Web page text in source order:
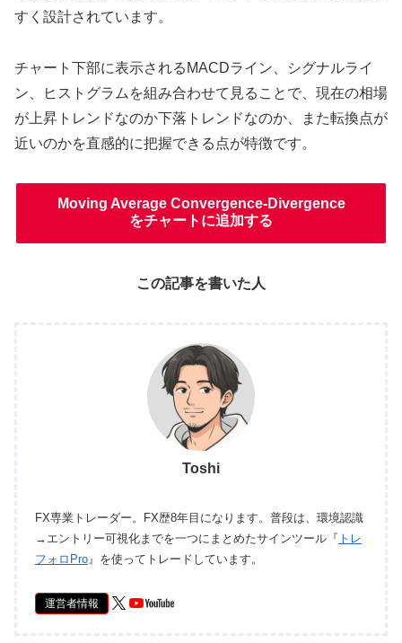
すく設計されています。
チャート下部に表示されるMACDライン、シグナルライ
ン、ヒストグラムを組み合わせて見ることで、現在の相場
が上昇トレンドなのか下落トレンドなのか、また転換点が
近いのかを直感的に把握できる点が特徴です。
Moving Average Convergence-Divergence
をチャートに追加する
この記事を書いた人
Toshi
FX専業トレーダー。FX歴8年目になります。普段は、環境認識
→エントリー可視化までを一つにまとめたサインツール『 トレ
フォロPro 』を使ってトレードしています。
運営者情報